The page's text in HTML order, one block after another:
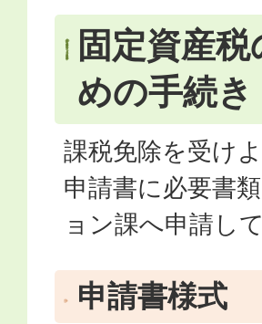
固定資産
めの手続き
課税免除を受け
申請書に必要書
ョン課へ申請し
申請書様式